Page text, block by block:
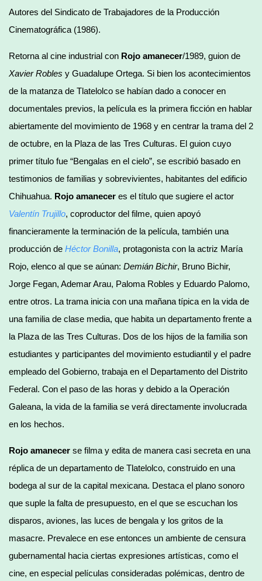
Autores del Sindicato de Trabajadores de la Producción
Cinematográfica (1986).
Retorna al cine industrial con Rojo amanecer/1989, guion de
Xavier Robles y Guadalupe Ortega. Si bien los acontecimientos
de la matanza de Tlatelolco se habían dado a conocer en
documentales previos, la película es la primera ficción en hablar
abiertamente del movimiento de 1968 y en centrar la trama del 2
de octubre, en la Plaza de las Tres Culturas. El guion cuyo
primer título fue “Bengalas en el cielo”, se escribió basado en
testimonios de familias y sobrevivientes, habitantes del edificio
Chihuahua. Rojo amanecer es el título que sugiere el actor
Valentín Trujillo, coproductor del filme, quien apoyó
financieramente la terminación de la película, también una
producción de Héctor Bonilla, protagonista con la actriz María
Rojo, elenco al que se aúnan: Demián Bichir, Bruno Bichir,
Jorge Fegan, Ademar Arau, Paloma Robles y Eduardo Palomo,
entre otros. La trama inicia con una mañana típica en la vida de
una familia de clase media, que habita un departamento frente a
la Plaza de las Tres Culturas. Dos de los hijos de la familia son
estudiantes y participantes del movimiento estudiantil y el padre
empleado del Gobierno, trabaja en el Departamento del Distrito
Federal. Con el paso de las horas y debido a la Operación
Galeana, la vida de la familia se verá directamente involucrada
en los hechos.
Rojo amanecer se filma y edita de manera casi secreta en una
réplica de un departamento de Tlatelolco, construido en una
bodega al sur de la capital mexicana. Destaca el plano sonoro
que suple la falta de presupuesto, en el que se escuchan los
disparos, aviones, las luces de bengala y los gritos de la
masacre. Prevalece en ese entonces un ambiente de censura
gubernamental hacia ciertas expresiones artísticas, como el
cine, en especial películas consideradas polémicas, dentro de